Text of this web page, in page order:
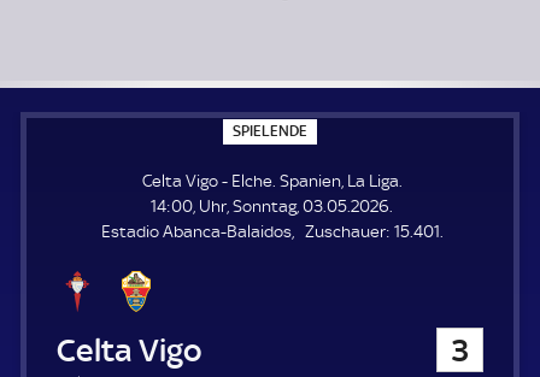
SPIELENDE
P
E
L
E
N
Celta Vigo - Elche. Spanien, La Liga.
14:00, Uhr, Sonntag, 03.05.2026.
Estadio Abanca-Balaidos
Zuschauer: Z
15.401.
Celta Vigo 3